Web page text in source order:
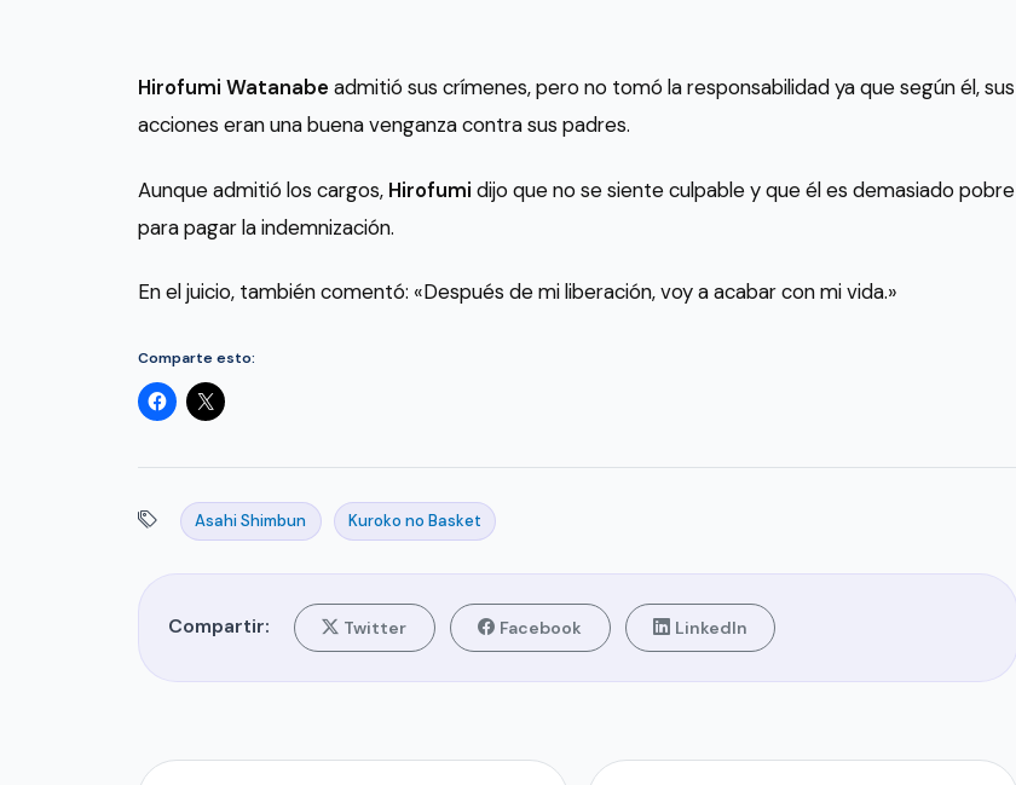
Hirofumi Watanabe admitió sus crímenes, pero no tomó la responsabilidad ya que según él, sus
acciones eran una buena venganza contra sus padres.
Aunque admitió los cargos, Hirofumi dijo que no se siente culpable y que él es demasiado pobre
para pagar la indemnización.
En el juicio, también comentó: «Después de mi liberación, voy a acabar con mi vida.»
Comparte esto:
Asahi Shimbun Kuroko no Basket
Compartir: Twitter Facebook LinkedIn